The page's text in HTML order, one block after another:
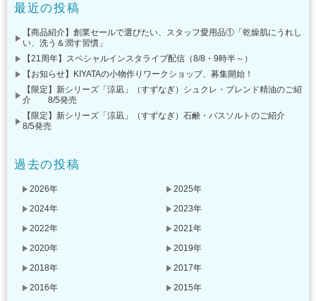
最近の投稿
【商品紹介】創業セールで選びたい、スタッフ愛用品①「乾燥肌にうれし
い、洗う＆潤す習慣」
【21周年】スペシャルインスタライブ配信（8/8・9時半～）
【お知らせ】KIYATAの小物作りワークショップ、募集開始！
【限定】新シリーズ「涼凪」（すずなぎ）シュクレ・ブレンド精油のご紹
介 8/5発売
【限定】新シリーズ「涼凪」（すずなぎ）石鹸・バスソルトのご紹介
8/5発売
過去の投稿
2026年
2025年
2024年
2023年
2022年
2021年
2020年
2019年
2018年
2017年
2016年
2015年